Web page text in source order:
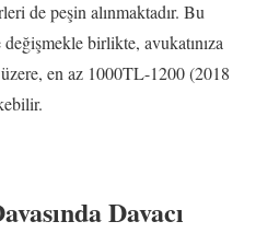
de peşin alınmaktadır. Bu
birlikte, avukatınıza
en az 1000TL-1200 (2018
Davacı